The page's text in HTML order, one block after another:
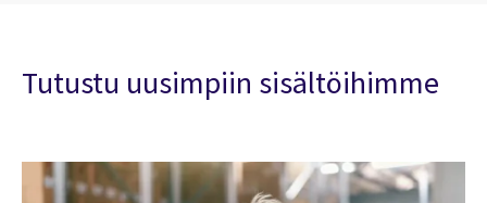
Tutustu uusimpiin sisältöihimme